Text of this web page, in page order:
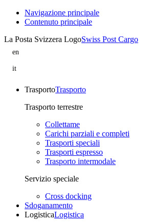
Navigazione principale
Contenuto principale
La Posta Svizzera LogoSwiss Post Cargo
en
B-
Logistics
part
Swiss
it
B-
Logistics
parte
TrasportoTrasporto
Trasporto terrestre
Collettame
Carichi parziali e completi
Trasporti speciali
Trasporti espresso
Trasporto intermodale
Servizio speciale
Cross docking
Sdoganamento
LogisticaLogistica